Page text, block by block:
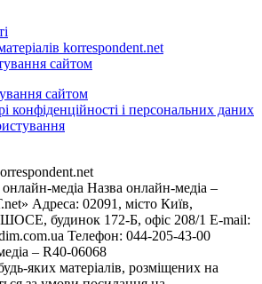
korrespondent.net
сайтом
сайтом
конфіденційності і персональних даних
медіа Назва онлайн-медіа –
Адреса: 02091, місто Київ,
будинок 172-Б, офіс 208/1 E-mail:
Телефон: 044-205-43-00
– R40-06068
яких матеріалів, розміщених на